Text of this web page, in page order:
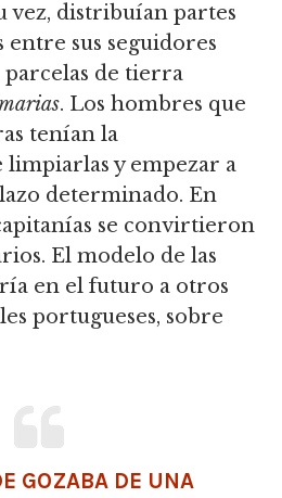
vez, distribuían partes
entre sus seguidores
de tierra
. Los hombres que
tenían la
limpiarlas y empezar a
determinado. En
se convirtieron
El modelo de las
en el futuro a otros
portugueses, sobre
GOZABA DE UNA